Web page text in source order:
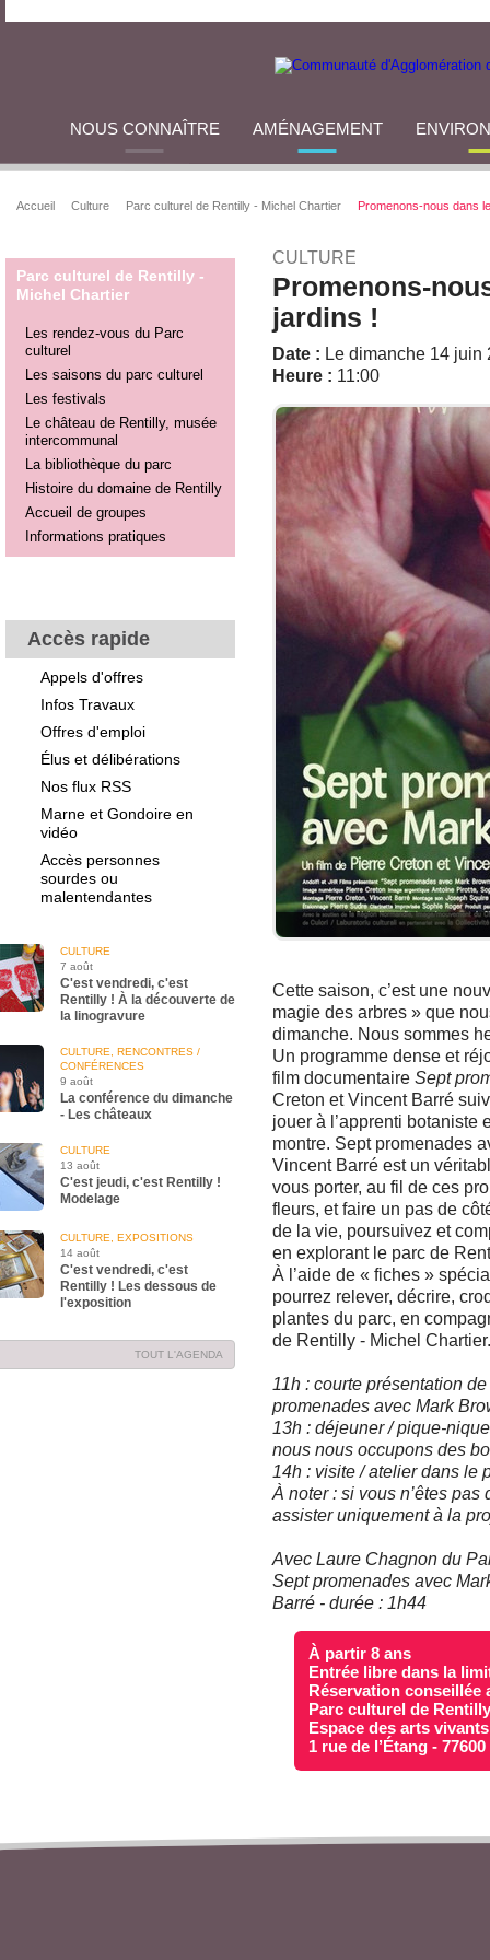
NOUS CONNAÎTRE AMÉNAGEMENT
Accueil Culture Parc culturel de Rentilly - Michel Chartier Promenons-nous dans
Parc culturel de Rentilly -
Michel Chartier
Les rendez-vous du Parc
culturel
Les saisons du parc culturel
Les festivals
Le château de Rentilly, musée
intercommunal
La bibliothèque du parc
Histoire du domaine de Rentilly
Accueil de groupes
Informations pratiques
Accès rapide
Appels d'offres
Infos Travaux
Offres d'emploi
Élus et délibérations
Nos flux RSS
Marne et Gondoire en
vidéo
Accès personnes
sourdes ou
malentendantes
CULTURE
7 août
C'est vendredi, c'est
Rentilly ! À la découverte de
la linogravure
CULTURE, RENCONTRES /
CONFÉRENCES
9 août
La conférence du dimanche
- Les châteaux
CULTURE
13 août
C'est jeudi, c'est Rentilly !
Modelage
CULTURE, EXPOSITIONS
14 août
C'est vendredi, c'est
Rentilly ! Les dessous de
l'exposition
TOUT L'AGENDA
CULTURE
Promenons-
jardins !
Date : Le dimanche 14 juin
Heure : 11:00
Cette saison, c’est une
magie des arbres » que
dimanche. Nous sommes
Un programme dense et
film documentaire Sept
Creton et Vincent Barré
jouer à l’apprenti botaniste
montre. Sept promenades
Vincent Barré est un
vous porter, au fil de ces
fleurs, et faire un pas de
de la vie, poursuivez et
en explorant le parc de
À l’aide de « fiches »
pourrez relever, décrire,
plantes du parc, en
de Rentilly - Michel Chartier.
11h : courte présentation
promenades avec Mark
13h : déjeuner / pique-
nous nous occupons des
14h : visite / atelier dans le
À noter : si vous n’êtes
assister uniquement à la
Avec Laure Chagnon du
Sept promenades avec
Barré - durée : 1h44
À partir 8 ans
Entrée libre dans la
Réservation conseillée
Parc culturel de
Espace des arts vivants
1 rue de l’Étang -